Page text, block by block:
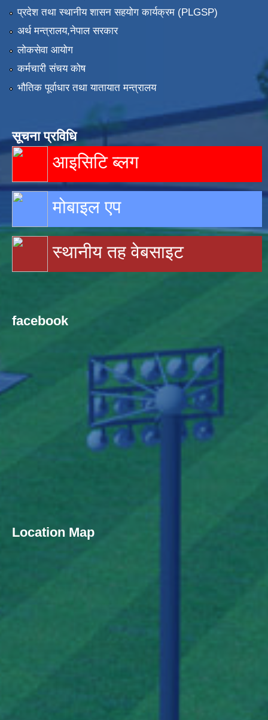
प्रदेश तथा स्थानीय शासन सहयोग कार्यक्रम (PLGSP)
अर्थ मन्त्रालय,नेपाल सरकार
लोकसेवा आयोग
कर्मचारी संचय कोष
भौतिक पूर्वाधार तथा यातायात मन्त्रालय
सूचना प्रविधि
आइसिटि ब्लग
मोबाइल एप
स्थानीय तह वेबसाइट
facebook
Location Map